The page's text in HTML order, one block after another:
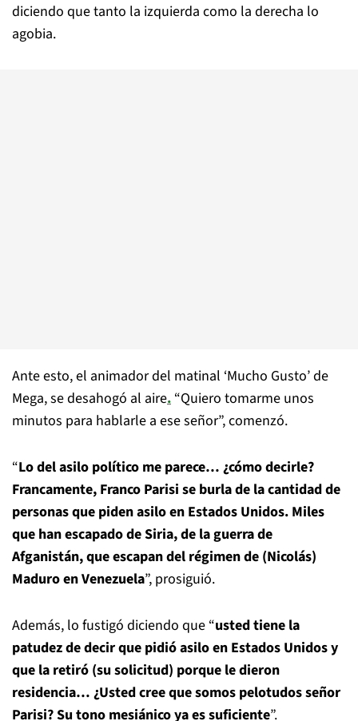
diciendo que tanto la izquierda como la derecha lo
agobia.
Ante esto, el animador del matinal ‘Mucho Gusto’ de
Mega, se desahogó al aire. “Quiero tomarme unos
minutos para hablarle a ese señor”, comenzó.
“Lo del asilo político me parece… ¿cómo decirle?
Francamente, Franco Parisi se burla de la cantidad de
personas que piden asilo en Estados Unidos. Miles
que han escapado de Siria, de la guerra de
Afganistán, que escapan del régimen de (Nicolás)
Maduro en Venezuela”, prosiguió.
Además, lo fustigó diciendo que “usted tiene la
patudez de decir que pidió asilo en Estados Unidos y
que la retiró (su solicitud) porque le dieron
residencia… ¿Usted cree que somos pelotudos señor
Parisi? Su tono mesiánico ya es suficiente”.